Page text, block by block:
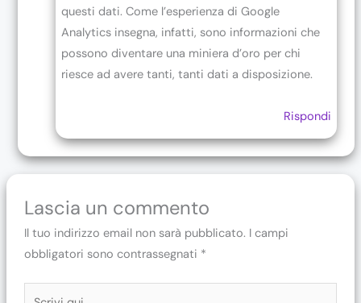
questi dati. Come l’esperienza di Google
Analytics insegna, infatti, sono informazioni che
possono diventare una miniera d’oro per chi
riesce ad avere tanti, tanti dati a disposizione.
Rispondi
Lascia un commento
Il tuo indirizzo email non sarà pubblicato. I campi
obbligatori sono contrassegnati *